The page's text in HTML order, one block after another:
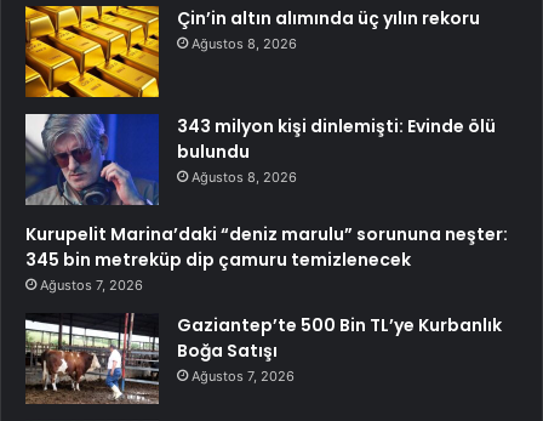
Çin’in altın alımında üç yılın rekoru
Ağustos 8, 2026
343 milyon kişi dinlemişti: Evinde ölü
bulundu
Ağustos 8, 2026
Kurupelit Marina’daki “deniz marulu” sorununa neşter:
345 bin metreküp dip çamuru temizlenecek
Ağustos 7, 2026
Gaziantep’te 500 Bin TL’ye Kurbanlık
Boğa Satışı
Ağustos 7, 2026